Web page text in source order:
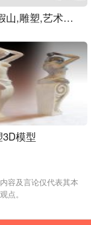
太湖石,假山,雕塑,艺术品3..
模型
容及言论仅代表其本
点。